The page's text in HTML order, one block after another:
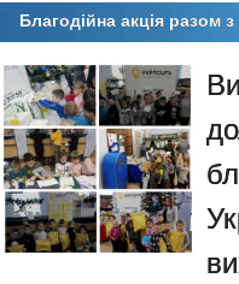
Благодійна акція